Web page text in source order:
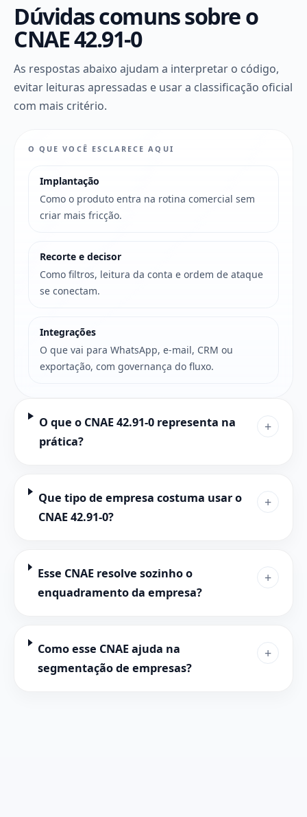
Dúvidas comuns sobre o
CNAE 42.91-0
As respostas abaixo ajudam a interpretar o código,
evitar leituras apressadas e usar a classificação oficial
com mais critério.
O QUE VOCÊ ESCLARECE AQUI
Implantação
Como o produto entra na rotina comercial sem
criar mais fricção.
Recorte e decisor
Como filtros, leitura da conta e ordem de ataque
se conectam.
Integrações
O que vai para WhatsApp, e-mail, CRM ou
exportação, com governança do fluxo.
O que o CNAE 42.91-0 representa na
prática?
+
Que tipo de empresa costuma usar o
CNAE 42.91-0?
+
Esse CNAE resolve sozinho o
enquadramento da empresa?
+
Como esse CNAE ajuda na
segmentação de empresas?
+